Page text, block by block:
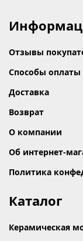
Отзывы
Способы оплаты
Доставка
Возврат
О компании
Об интернет-
Политика
Каталог
Керамическая